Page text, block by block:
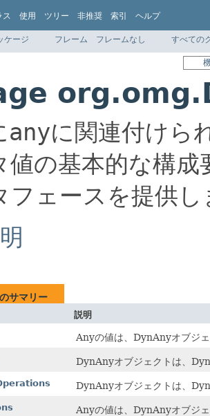
ス 使用 ツリー 非推奨 索引 ヘルプ
ケージ フレーム フレームなし すべての
anyに関連付けら
値の基本的な構
フェースを提供し
サマリー
説明
Anyの値は、DynAnyオブジ
DynAnyオブジェクトは、
DynAnyオブジェクトは、
Anyの値は、DynAnyオブジ